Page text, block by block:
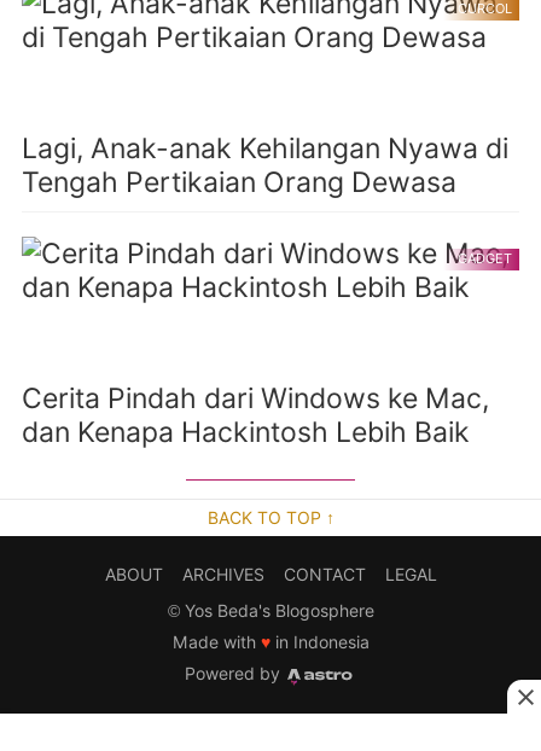
CURCOL
Lagi, Anak-anak Kehilangan Nyawa di
Tengah Pertikaian Orang Dewasa
GADGET
Cerita Pindah dari Windows ke Mac,
dan Kenapa Hackintosh Lebih Baik
BACK TO TOP ↑
ABOUT ARCHIVES CONTACT
LEGAL
© Yos Beda's Blogosphere
Made with ♥in Indonesia
Powered by